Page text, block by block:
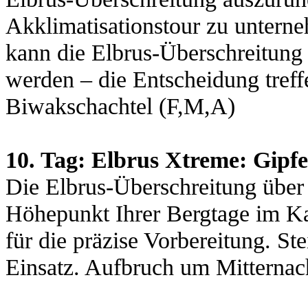
Akklimatisationstour zu
kann die Elbrus-
werden – die Entscheidung
Biwakschachtel (F,M,A)
10. Tag: Elbrus Xtreme:
Die Elbrus-Überschreitung
Höhepunkt Ihrer Bergtage im
für die präzise Vorbereitung.
Einsatz. Aufbruch um